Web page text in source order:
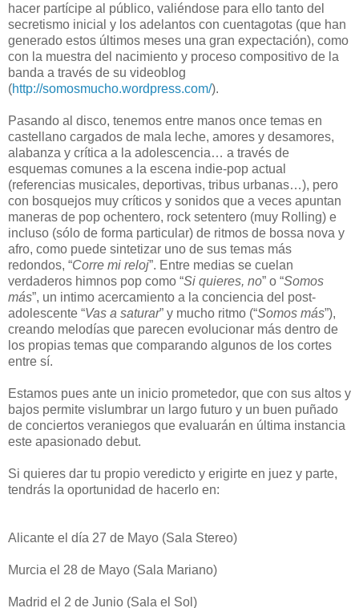
hacer partícipe al público, valiéndose para ello tanto del
secretismo inicial y los adelantos con cuentagotas (que han
generado estos últimos meses una gran expectación), como
con la muestra del nacimiento y proceso compositivo de la
banda a través de su videoblog
(http://somosmucho.wordpress.com/).
Pasando al disco, tenemos entre manos once temas en
castellano cargados de mala leche, amores y desamores,
alabanza y crítica a la adolescencia… a través de
esquemas comunes a la escena indie-pop actual
(referencias musicales, deportivas, tribus urbanas…), pero
con bosquejos muy críticos y sonidos que a veces apuntan
maneras de pop ochentero, rock setentero (muy Rolling) e
incluso (sólo de forma particular) de ritmos de bossa nova y
afro, como puede sintetizar uno de sus temas más
redondos, “Corre mi reloj”. Entre medias se cuelan
verdaderos himnos pop como “Si quieres, no” o “Somos
más”, un intimo acercamiento a la conciencia del post-
adolescente “Vas a saturar” y mucho ritmo (“Somos más”),
creando melodías que parecen evolucionar más dentro de
los propias temas que comparando algunos de los cortes
entre sí.
Estamos pues ante un inicio prometedor, que con sus altos y
bajos permite vislumbrar un largo futuro y un buen puñado
de conciertos veraniegos que evaluarán en última instancia
este apasionado debut.
Si quieres dar tu propio veredicto y erigirte en juez y parte,
tendrás la oportunidad de hacerlo en:
Alicante el día 27 de Mayo (Sala Stereo)
Murcia el 28 de Mayo (Sala Mariano)
Madrid el 2 de Junio (Sala el Sol)